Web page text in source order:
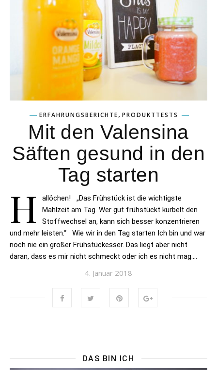
ERFAHRUNGSBERICHTE, PRODUKTTESTS
Mit den Valensina
Säften gesund in den
Tag starten
H
allöchen! „Das Frühstück ist die wichtigste
Mahlzeit am Tag. Wer gut frühstückt kurbelt den
Stoffwechsel an, kann sich besser konzentrieren
und mehr leisten.“ Wie wir in den Tag starten Ich bin und war
noch nie ein großer Frühstückesser. Das liegt aber nicht
daran, dass es mir nicht schmeckt oder ich es nicht mag….
4. Januar 2018
DAS BIN ICH